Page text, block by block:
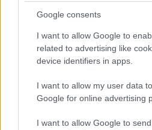
Google consents
I want to allow Google to
related to advertising like
device identifiers in apps.
I want to allow my user data
Google for online advertising
I want to allow Google to
Igen, Végigbőgtük:
év balladájával
Biebertől